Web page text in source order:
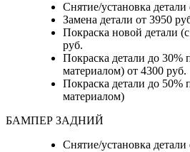
Снятие/установка детали
Замена детали от 3950
Покраска новой детали
руб.
Покраска детали до 30%
материалом) от 4300 руб.
Покраска детали до 50%
материалом)
БАМПЕР ЗАДНИЙ
Снятие/установка детали